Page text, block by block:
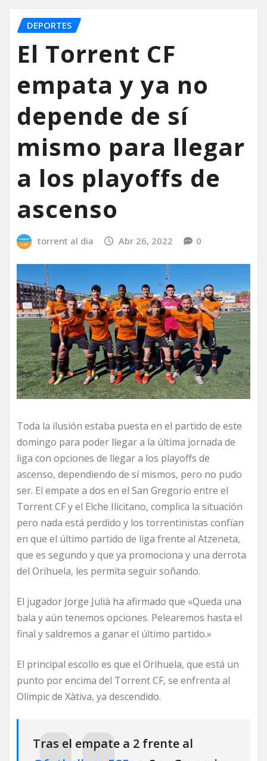
DEPORTES
El Torrent CF
empata y ya no
depende de sí
mismo para llegar
a los playoffs de
ascenso
torrent al dia Abr 26, 2022 0
Toda la ilusión estaba puesta en el partido de este
domingo para poder llegar a la última jornada de
liga con opciones de llegar a los playoffs de
ascenso, dependiendo de sí mismos, pero no pudo
ser. El empate a dos en el San Gregorio entre el
Torrent CF y el Elche Ilicitano, complica la situación
pero nada está perdido y los torrentinistas confían
en que el último partido de liga frente al Atzeneta,
que es segundo y que ya promociona y una derrota
del Orihuela, les permita seguir soñando.
El jugador Jorge Julià ha afirmado que «Queda una
bala y aún tenemos opciones. Pelearemos hasta el
final y saldremos a ganar el último partido.»
El principal escollo es que el Orihuela, que está un
punto por encima del Torrent CF, se enfrenta al
Olímpic de Xàtiva, ya descendido.
Tras el empate a 2 frente al